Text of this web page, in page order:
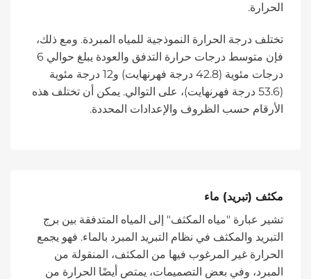
الحرارة.
تختلف درجة الحرارة النموذجية للمياه المبردة. ومع ذلك،
فإن متوسط ​​درجات حرارة التدفق والعودة يبلغ حوالي 6
درجات مئوية (42.8 درجة فهرنهايت) و12 درجة مئوية
(53.6 درجة فهرنهايت)، على التوالي. يمكن أن تختلف هذه
الأرقام حسب الظروف والإعدادات المحددة.
مكثف (تبريد) ماء
تشير عبارة "مياه المكثف" إلى المياه المتدفقة بين برج
التبريد والمكثف في نظام التبريد المبرد بالماء. فهو يجمع
الحرارة غير المرغوب فيها من المكثف، المنقولة من
المبرد، وفي بعض التصميمات، يمتص أيضًا الحرارة من